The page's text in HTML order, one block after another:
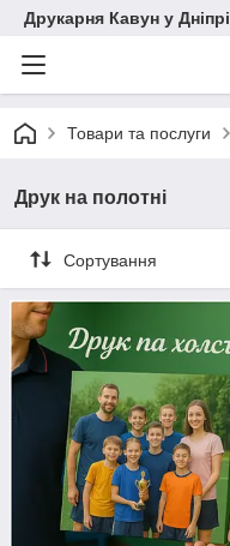
Друкарня Кавун у Дніпрі
Товари та послуги
Друк на полотні
Сортування